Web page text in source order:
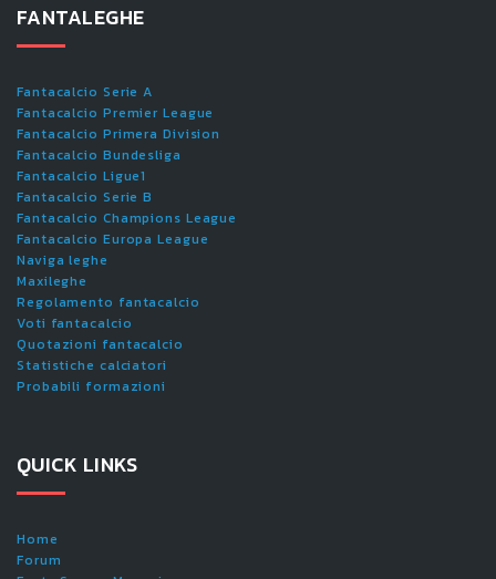
FANTALEGHE
Fantacalcio Serie A
Fantacalcio Premier League
Fantacalcio Primera Division
Fantacalcio Bundesliga
Fantacalcio Ligue1
Fantacalcio Serie B
Fantacalcio Champions League
Fantacalcio Europa League
Naviga leghe
Maxileghe
Regolamento fantacalcio
Voti fantacalcio
Quotazioni fantacalcio
Statistiche calciatori
Probabili formazioni
QUICK LINKS
Home
Forum